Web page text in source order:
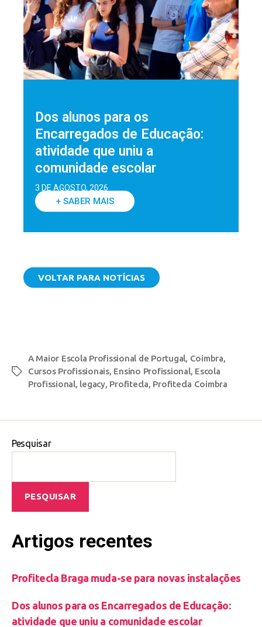
Dos alunos para os
Encarregados de Educação:
atividade que uniu a
comunidade escolar
3 DE AGOSTO, 2026
+ SABER MAIS
VOLTAR PARA NOTÍCIAS
A Maior Escola Profissional de Portugal, Coimbra,
Cursos Profissionais, Ensino Profissional, Escola
Profissional, legacy, Profitecla, Profitecla Coimbra
Pesquisar
PESQUISAR
Artigos recentes
Profitecla Braga muda-se para novas instalações
Dos alunos para os Encarregados de Educação:
atividade que uniu a comunidade escolar